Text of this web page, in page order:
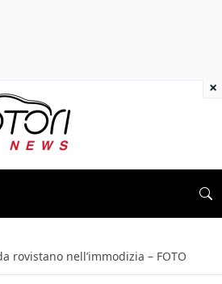
rovistano nell’immodizia – FOTO
×